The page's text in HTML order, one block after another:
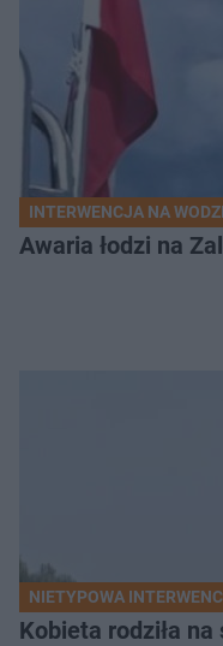
INTERWENCJA NA
Awaria łodzi na
NIETYPOWA
Kobieta rodziła